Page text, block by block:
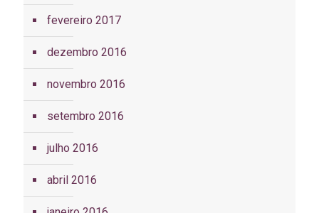
fevereiro 2017
dezembro 2016
novembro 2016
setembro 2016
julho 2016
abril 2016